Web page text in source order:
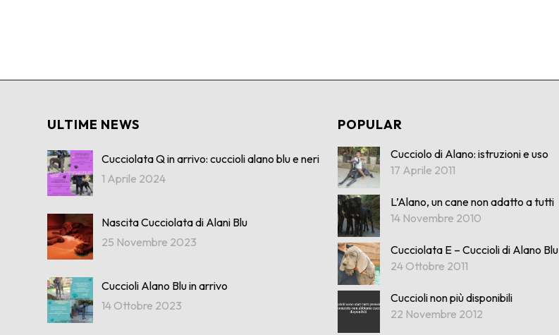
ULTIME NEWS
Cucciolata Q in arrivo: cuccioli alano blu e neri
1 Aprile 2024
Nascita Cucciolata di Alani Blu
25 Novembre 2023
Cuccioli Alano Blu in arrivo
14 Ottobre 2023
POPULAR
Cucciolo di Alano: istruzioni e uso
17 Aprile 2011
L’Alano, un cane non adatto a tutti
14 Novembre 2010
Cucciolata E – Cuccioli di Alano Blu
24 Ottobre 2011
Cuccioli non più disponibili
22 Novembre 2012